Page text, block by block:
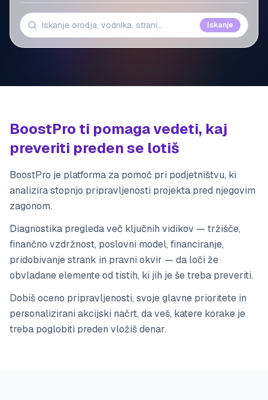
Iskanje
BoostPro ti pomaga vedeti, kaj
preveriti preden se lotiš
BoostPro je platforma za pomoč pri podjetništvu, ki
analizira stopnjo pripravljenosti projekta pred njegovim
zagonom.
Diagnostika pregleda več ključnih vidikov — tržišče,
finančno vzdržnost, poslovni model, financiranje,
pridobivanje strank in pravni okvir — da loči že
obvladane elemente od tistih, ki jih je še treba preveriti.
Dobiš oceno pripravljenosti, svoje glavne prioritete in
personalizirani akcijski načrt, da veš, katere korake je
treba poglobiti preden vložiš denar.